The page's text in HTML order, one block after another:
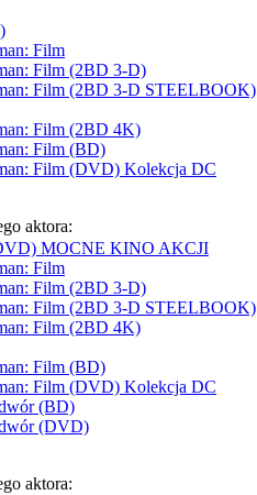
Film
Film (2BD 3-D)
Film (2BD 3-D STEELBOOK)
Film (2BD 4K)
Film (BD)
Film (DVD) Kolekcja DC
aktora:
MOCNE KINO AKCJI
Film
Film (2BD 3-D)
Film (2BD 3-D STEELBOOK)
Film (2BD 4K)
Film (BD)
Film (DVD) Kolekcja DC
(BD)
(DVD)
aktora: